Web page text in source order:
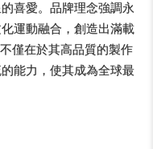
喜愛。品牌理念強調永
運動融合，創造出滿載
僅在於其高品質的製作
能力，使其成為全球最